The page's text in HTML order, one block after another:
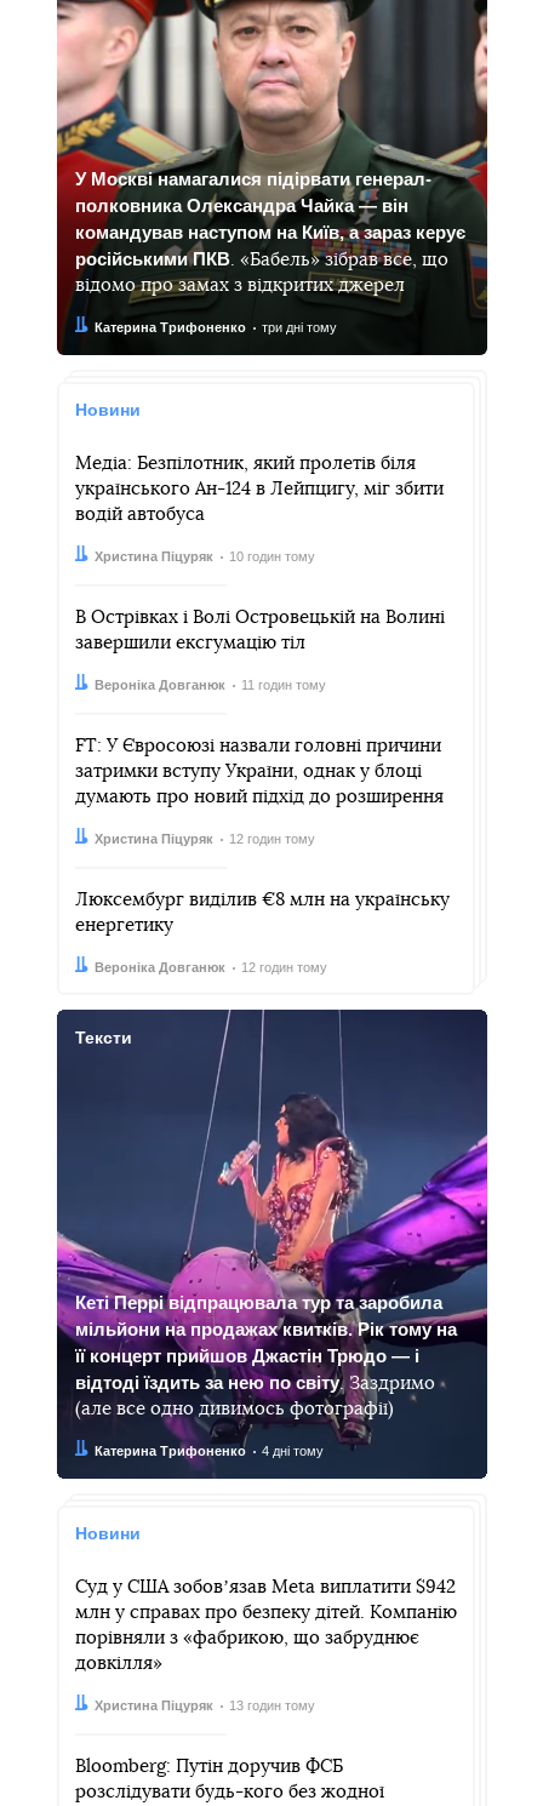
У Москві намагалися підірвати генерал-
полковника Олександра Чайка — він
командував наступом на Київ, а зараз керує
російськими ПКВ. «Бабель» зібрав все, що
відомо про замах з відкритих джерел
Автор:
Катерина Трифоненко
Дата: три дні тому
Новини
Медіа: Безпілотник, який пролетів біля
українського Ан-124 в Лейпцигу, міг збити
водій автобуса
Автор:
Христина Піцуряк
Дата: 10 годин тому
В Острівках і Волі Островецькій на Волині
завершили ексгумацію тіл
Автор:
Вероніка Довганюк
Дата: 11 годин тому
FT: У Євросоюзі назвали головні причини
затримки вступу України, однак у блоці
думають про новий підхід до розширення
Автор:
Христина Піцуряк
Дата: 12 годин тому
Люксембург виділив €8 млн на українську
енергетику
Автор:
Вероніка Довганюк
Дата: 12 годин тому
Тексти
Кеті Перрі відпрацювала тур та заробила
мільйони на продажах квитків. Рік тому на
її концерт прийшов Джастін Трюдо — і
відтоді їздить за нею по світу. Заздримо
(але все одно дивимось фотографії)
Автор:
Катерина Трифоненко
Дата: 4 дні тому
Новини
Суд у США зобовʼязав Meta виплатити $942
млн у справах про безпеку дітей. Компанію
порівняли з «фабрикою, що забруднює
довкілля»
Автор:
Христина Піцуряк
Дата: 13 годин тому
Bloomberg: Путін доручив ФСБ
розслідувати будь-кого без жодної